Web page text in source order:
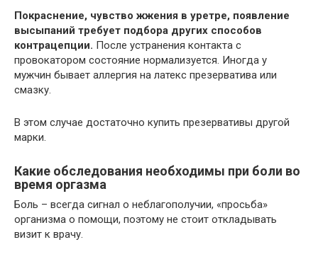
Покраснение, чувство жжения в уретре, появление
высыпаний требует подбора других способов
контрацепции. После устранения контакта с
провокатором состояние нормализуется. Иногда у
мужчин бывает аллергия на латекс презерватива или
смазку.
В этом случае достаточно купить презервативы другой
марки.
Какие обследования необходимы при боли во
время оргазма
Боль – всегда сигнал о неблагополучии, «просьба»
организма о помощи, поэтому не стоит откладывать
визит к врачу.